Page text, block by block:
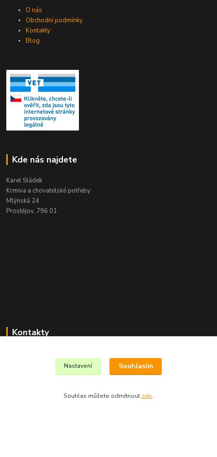
O nás
Obchodní podmínky
Kontakty
Blog
Kde nás najdete
Karel Sládek
Krmiva a chovatelské potřeby
Mlýnská 24
Prostějov, 796 01
Kontakty
(Po-Pá, 8:30-16 hod.)Nastavení Souhlasím
Souhlas můžete odmítnout zde.